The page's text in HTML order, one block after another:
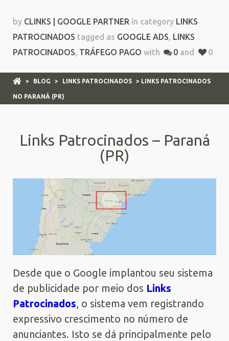
by CLINKS | GOOGLE PARTNER in category LINKS
PATROCINADOS tagged as GOOGLE ADS, LINKS
PATROCINADOS, TRÁFEGO PAGO with 0 and 0
> BLOG > LINKS PATROCINADOS > LINKS PATROCINADOS
NO PARANÁ (PR)
Links Patrocinados – Paraná
(PR)
Desde que o Google implantou seu sistema
de publicidade por meio dos Links
Patrocinados, o sistema vem registrando
expressivo crescimento no número de
anunciantes. Isto se dá principalmente pelo